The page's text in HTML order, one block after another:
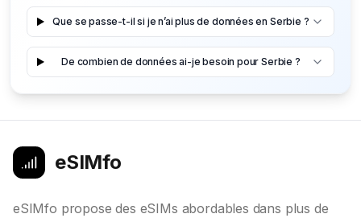
Que se passe-t-il si je n’ai plus de données en Serbie ?
De combien de données ai-je besoin pour Serbie ?
eSIMfo
eSIMfo propose des eSIMs abordables dans plus de